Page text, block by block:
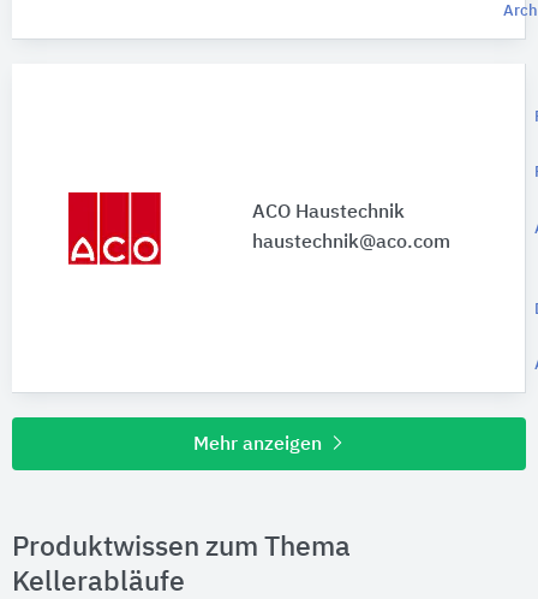
ACO Haustechnik
haustechnik@aco.com
Mehr anzeigen
Produktwissen zum Thema
Kellerabläufe